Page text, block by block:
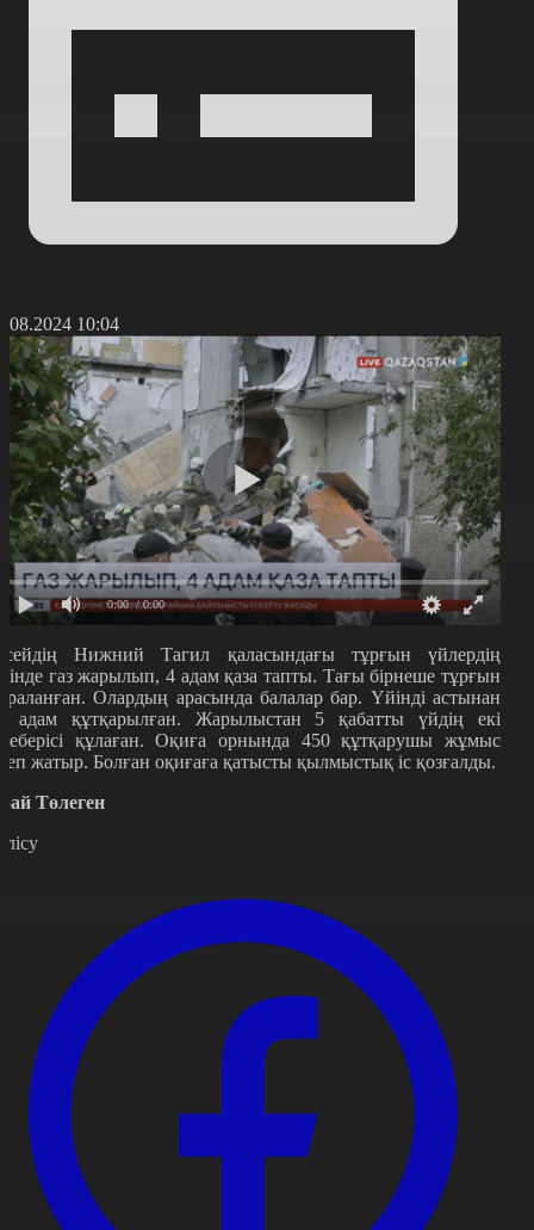
10:04
0:00 / 0:00
Нижний Тагил қаласындағы тұрғын үйлердің
газ жарылып, 4 адам қаза тапты. Тағы бірнеше тұрғын
Олардың арасында балалар бар. Үйінді астынан
адам құтқарылған. Жарылыстан 5 қабатты үйдің екі
құлаған. Оқиға орнында 450 құтқарушы жұмыс
жатыр. Болған оқиғаға қатысты қылмыстық іс қозғалды.
Төлеген